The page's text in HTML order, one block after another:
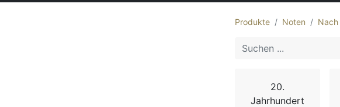
Produkte Noten
20.
Jahrhundert